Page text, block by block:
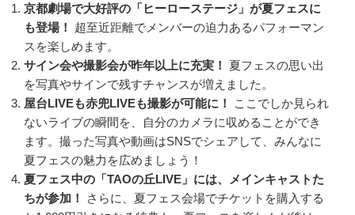
京都劇場で大好評の「ヒーローステージ」が夏フェスに
も登場！
超至近距離でメンバーの迫力あるパフォーマン
スを楽しめます。
サイン会や撮影会が昨年以上に充実！
夏フェスの思い出
を写真やサインで残すチャンスが増えました。
屋台LIVEも赤兜LIVEも撮影が可能に！
ここでしか見られ
ないライブの瞬間を、自分のカメラに収めることができ
ます。撮った写真や動画はSNSでシェアして、みんなに
夏フェスの魅力を広めましょう！
夏フェス中の「TAOの丘LIVE」には、メインキャストた
ちが参加！
さらに、夏フェス会場でチケットを購入する